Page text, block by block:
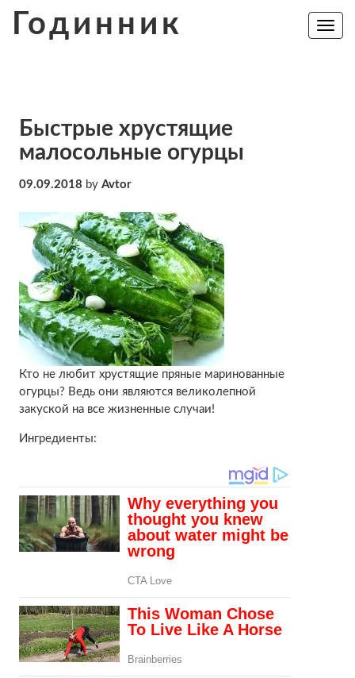
Годинник
Toggle
Быстрые хрустящие
малосольные огурцы
09.09.2018 by Avtor
Кто не любит хрустящие пряные маринованные
огурцы? Ведь они являются великолепной
закуской на все жизненные случаи!
Ингредиенты: